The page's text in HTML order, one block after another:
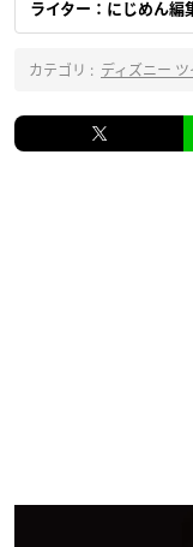
ライター：にじめん編
カテゴリ : ディズニー